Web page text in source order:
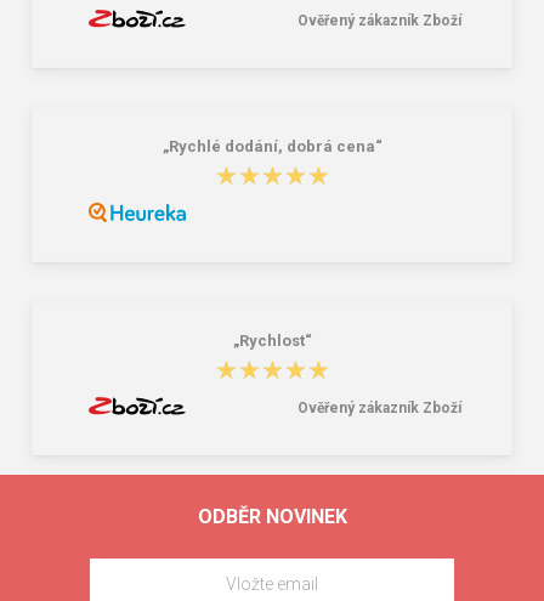
Ověřený zákazník Zboží
„Rychlé dodání, dobrá cena“
★★★★★
★★★★★
„Rychlost“
★★★★★
★★★★★
Ověřený zákazník Zboží
ODBĚR NOVINEK